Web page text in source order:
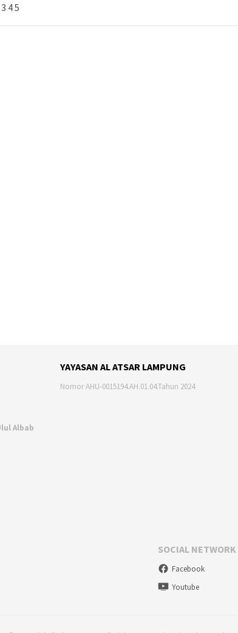
4 5
Albab
YAYASAN AL ATSAR LAMPUNG
Nomor AHU-0015194.AH.01.04.Tahun 2024
SOCIAL NETWORK
Facebook
Youtube